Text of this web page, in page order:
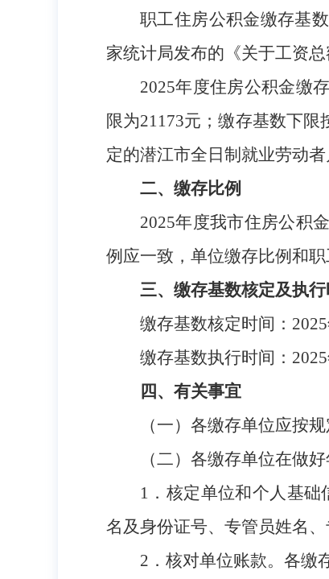
职工住房公积金缴存基
家统计局发布的《关于工资
2025年度住房公积金缴
限为21173元；缴存基数下
定的潜江市全日制就业劳动
二、缴存比例
2025年度我市住房公积
例应一致，单位缴存比例和职
三、缴存基数核定及执行
缴存基数核定时间：
缴存基数执行时间：
四、有关事宜
（一）各缴存单位应按
（二）各缴存单位在做
1．核定单位和个人基
名及身份证号、专管员姓名
2．核对单位账款。各缴